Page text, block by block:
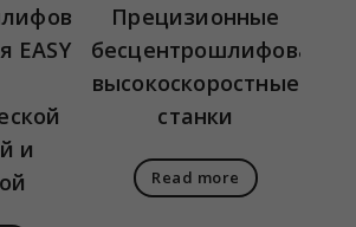
EASY
и
Прецизионные
высокоскоростные
станки
Read more